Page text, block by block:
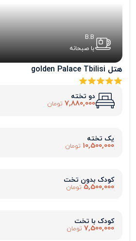
B.B
با صبحانه
هتل golden Palace Tbilisi
دو تخته
7,880,000 تومان
یک تخته
10,500,000 تومان
کودک بدون تخت
5,500,000 تومان
کودک با تخت
7,500,000 تومان